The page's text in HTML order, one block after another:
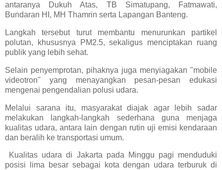
antaranya Dukuh Atas, TB Simatupang, Fatmawati,
Bundaran HI, MH Thamrin serta Lapangan Banteng.
Langkah tersebut turut membantu menurunkan partikel
polutan, khususnya PM2.5, sekaligus menciptakan ruang
publik yang lebih sehat.
Selain penyemprotan, pihaknya juga menyiagakan "mobile
videotron" yang menayangkan pesan-pesan edukasi
mengenai pengendalian polusi udara.
Melalui sarana itu, masyarakat diajak agar lebih sadar
melakukan langkah-langkah sederhana guna menjaga
kualitas udara, antara lain dengan rutin uji emisi kendaraan
dan beralih ke transportasi umum.
Kualitas udara di Jakarta pada Minggu pagi menduduki
posisi lima besar sebagai kota dengan udara terburuk di